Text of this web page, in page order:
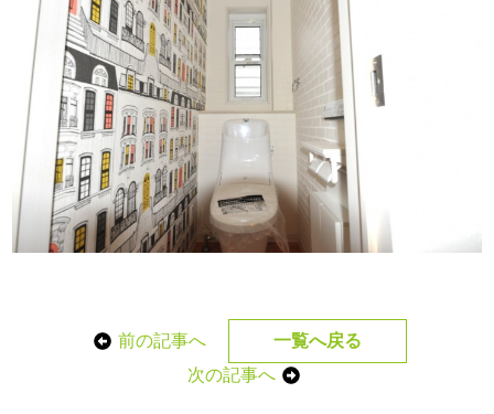
前の記事へ
一覧へ戻る
次の記事へ